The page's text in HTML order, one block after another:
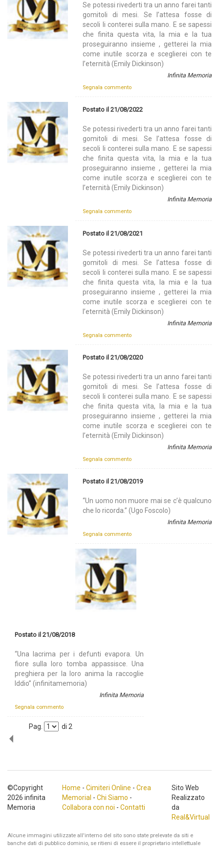
Se potessi rivederti tra un anno farei tanti
gomitoli di mesi. Se l’attesa fosse di
secoli li conterei sulla mano. E se sapessi
che finita questa vita, la mia e la tua
proseguiranno insieme , getterei la mia
come inutile scorza e sceglierei con te
l’eternità (Emily Dickinson)
Infinita Memoria
Segnala commento
Postato il 21/08/2022
Se potessi rivederti tra un anno farei tanti
gomitoli di mesi. Se l’attesa fosse di
secoli li conterei sulla mano. E se sapessi
che finita questa vita, la mia e la tua
proseguiranno insieme , getterei la mia
come inutile scorza e sceglierei con te
l’eternità (Emily Dickinson)
Infinita Memoria
Segnala commento
Postato il 21/08/2021
Se potessi rivederti tra un anno farei tanti
gomitoli di mesi. Se l’attesa fosse di
secoli li conterei sulla mano. E se sapessi
che finita questa vita, la mia e la tua
proseguiranno insieme , getterei la mia
come inutile scorza e sceglierei con te
l’eternità (Emily Dickinson)
Infinita Memoria
Segnala commento
Postato il 21/08/2020
Se potessi rivederti tra un anno farei tanti
gomitoli di mesi. Se l’attesa fosse di
secoli li conterei sulla mano. E se sapessi
che finita questa vita, la mia e la tua
proseguiranno insieme , getterei la mia
come inutile scorza e sceglierei con te
l’eternità (Emily Dickinson)
Infinita Memoria
Segnala commento
Postato il 21/08/2019
“Un uomo non muore mai se c’è qualcuno
che lo ricorda.” (Ugo Foscolo)
Infinita Memoria
Segnala commento
Postato il 21/08/2018
“Una lacrima per i defunti evapora. Un
fiore sulla loro tomba appassisce. Una
preghiera per la loro anima la raccoglie
Iddio” (infinitamemoria)
Infinita Memoria
Segnala commento
Pag. di 2
©Copyright
2026 infinita
Memoria
Home - Cimiteri Online - Crea
Memorial - Chi Siamo -
Collabora con noi - Contatti
Sito Web
Realizzato
da
Real&Virtual
Alcune immagini utilizzate all'interno del sito sono state prelevate da siti e
banche dati di pubblico dominio, se ritieni di essere il proprietario intellettuale